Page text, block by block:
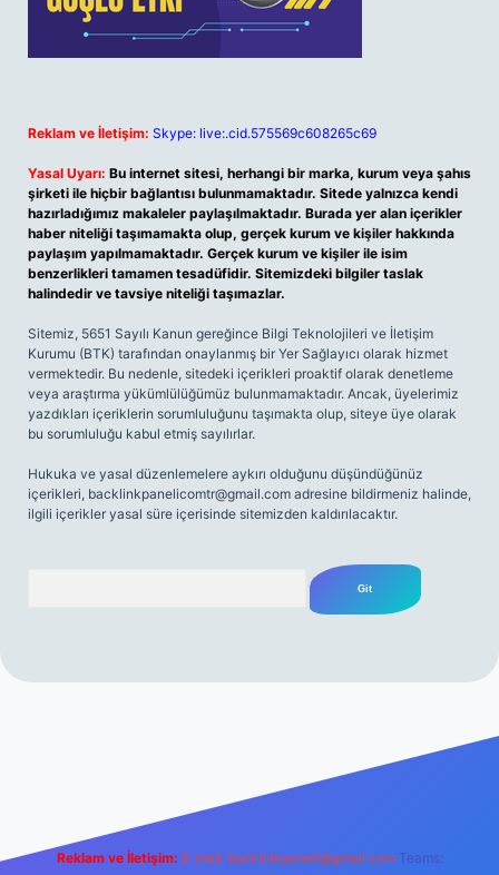
Reklam ve İletişim: Skype: live:.cid.575569c608265c69
Yasal Uyarı: Bu internet sitesi, herhangi bir marka, kurum veya şahıs
şirketi ile hiçbir bağlantısı bulunmamaktadır. Sitede yalnızca kendi
hazırladığımız makaleler paylaşılmaktadır. Burada yer alan içerikler
haber niteliği taşımamakta olup, gerçek kurum ve kişiler hakkında
paylaşım yapılmamaktadır. Gerçek kurum ve kişiler ile isim
benzerlikleri tamamen tesadüfidir. Sitemizdeki bilgiler taslak
halindedir ve tavsiye niteliği taşımazlar.
Sitemiz, 5651 Sayılı Kanun gereğince Bilgi Teknolojileri ve İletişim
Kurumu (BTK) tarafından onaylanmış bir Yer Sağlayıcı olarak hizmet
vermektedir. Bu nedenle, sitedeki içerikleri proaktif olarak denetleme
veya araştırma yükümlülüğümüz bulunmamaktadır. Ancak, üyelerimiz
yazdıkları içeriklerin sorumluluğunu taşımakta olup, siteye üye olarak
bu sorumluluğu kabul etmiş sayılırlar.
Hukuka ve yasal düzenlemelere aykırı olduğunu düşündüğünüz
içerikleri, backlinkpanelicomtr@gmail.com adresine bildirmeniz halinde,
ilgili içerikler yasal süre içerisinde sitemizden kaldırılacaktır.
Reklam ve İletişim: E-mail: backlinkpaneli@gmail.com Teams: